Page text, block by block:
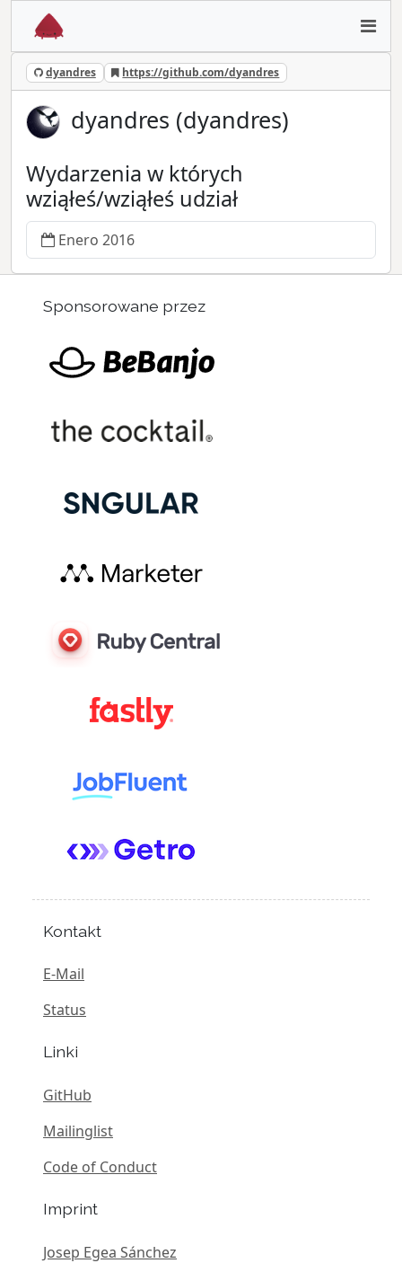
dyandres https://github.com/dyandres
dyandres (dyandres)
Wydarzenia w których
wziąłeś/wziąłeś udział
Enero 2016
Sponsorowane przez
Kontakt
E-Mail
Status
Linki
GitHub
Mailinglist
Code of Conduct
Imprint
Josep Egea Sánchez